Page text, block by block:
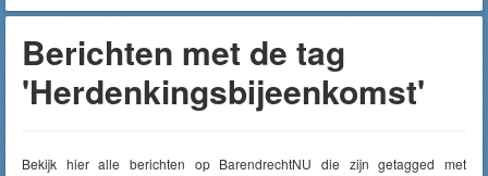
Berichten met de tag
'Herdenkingsbijeenkomst'
Bekijk hier alle berichten op BarendrechtNU die zijn getagged met